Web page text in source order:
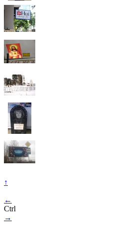
↑
←
Ctrl
→